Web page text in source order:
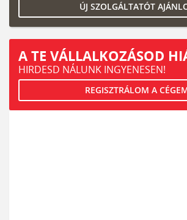
ÚJ SZOLGÁLTATÓT
A TE VÁLLALKOZÁSOD
HIRDESD NÁLUNK INGYENESEN!
REGISZTRÁLOM A